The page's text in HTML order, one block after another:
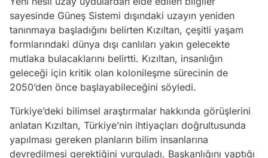
sayesinde Güneş Sistemi dışındaki uzayın yeniden
tanınmaya başladığını belirten Kızıltan, çeşitli yaşam
formlarındaki dünya dışı canlıları yakın gelecekte
mutlaka bulacaklarını belirtti. Kızıltan, insanlığın
geleceği için kritik olan kolonileşme sürecinin de
2050’den önce başlayabileceğini söyledi.
Türkiye’deki bilimsel araştırmalar hakkında görüşlerini
anlatan Kızıltan, Türkiye’nin ihtiyaçları doğrultusunda
yapılması gereken planların bilim insanlarına
devredilmesi gerektiğini vurguladı. Başkanlığını yaptığı